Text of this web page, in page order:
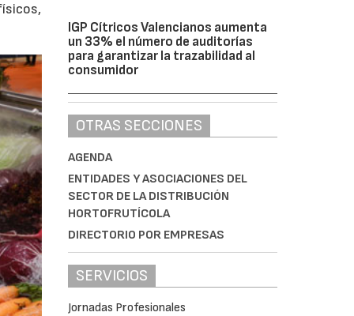
IGP Cítricos Valencianos aumenta
un 33% el número de auditorías
para garantizar la trazabilidad al
consumidor
OTRAS SECCIONES
AGENDA
ENTIDADES Y ASOCIACIONES DEL
SECTOR DE LA DISTRIBUCIÓN
HORTOFRUTÍCOLA
DIRECTORIO POR EMPRESAS
SERVICIOS
Jornadas Profesionales